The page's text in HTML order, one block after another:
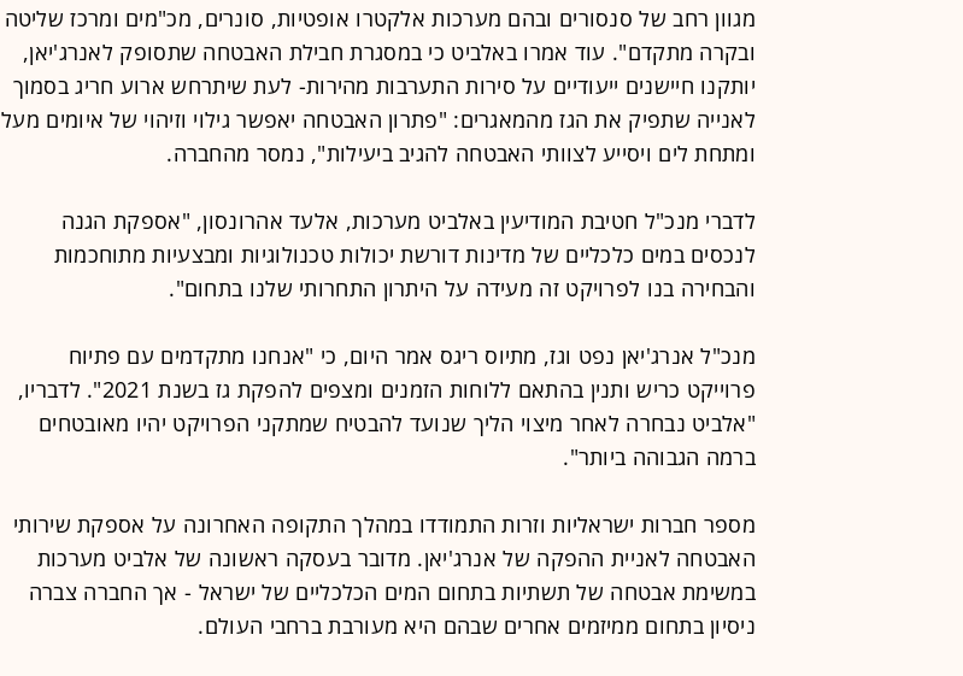
מגוון רחב של סנסורים ובהם מערכות אלקטרו אופטיות, סונרים, מכ"מים ומרכז שליטה
ובקרה מתקדם". עוד אמרו באלביט כי במסגרת חבילת האבטחה שתסופק לאנרג'יאן,
יותקנו חיישנים ייעודיים על סירות התערבות מהירות- לעת שיתרחש ארוע חריג בסמוך
לאנייה שתפיק את הגז מהמאגרים: "פתרון האבטחה יאפשר גילוי וזיהוי של איומים מעל
ומתחת לים ויסייע לצוותי האבטחה להגיב ביעילות", נמסר מהחברה.
לדברי מנכ"ל חטיבת המודיעין באלביט מערכות, אלעד אהרונסון, "אספקת הגנה
לנכסים במים כלכליים של מדינות דורשת יכולות טכנולוגיות ומבצעיות מתוחכמות
והבחירה בנו לפרויקט זה מעידה על היתרון התחרותי שלנו בתחום".
מנכ"ל אנרג'יאן נפט וגז, מתיוס ריגס אמר היום, כי "אנחנו מתקדמים עם פתיוח
פרוייקט כריש ותנין בהתאם ללוחות הזמנים ומצפים להפקת גז בשנת 2021". לדבריו,
"אלביט נבחרה לאחר מיצוי הליך שנועד להבטיח שמתקני הפרויקט יהיו מאובטחים
ברמה הגבוהה ביותר".
מספר חברות ישראליות וזרות התמודדו במהלך התקופה האחרונה על אספקת שירותי
האבטחה לאניית ההפקה של אנרג'יאן. מדובר בעסקה ראשונה של אלביט מערכות
במשימת אבטחה של תשתיות בתחום המים הכלכליים של ישראל - אך החברה צברה
ניסיון בתחום ממיזמים אחרים שבהם היא מעורבת ברחבי העולם.